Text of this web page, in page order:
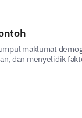
maklumat
dan menyelidik